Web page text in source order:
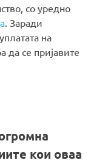
со уредно
. Заради
на
да се пријавите
кои оваа